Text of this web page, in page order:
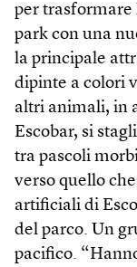
per trasformare
park con una
la principale
dipinte a colori
altri animali, in
Escobar, si
tra pascoli
verso quello
artificiali di
del parco. Un
pacifico.